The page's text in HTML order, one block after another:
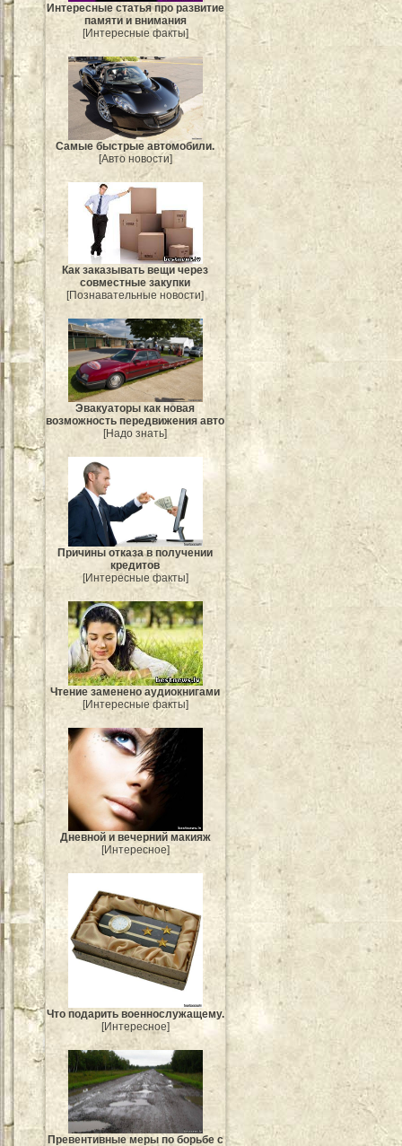
Интересные статья про развитие
памяти и внимания
[Интересные факты]
Самые быстрые автомобили.
[Авто новости]
Как заказывать вещи через
совместные закупки
[Познавательные новости]
Эвакуаторы как новая
возможность передвижения авто
[Надо знать]
Причины отказа в получении
кредитов
[Интересные факты]
Чтение заменено аудиокнигами
[Интересные факты]
Дневной и вечерний макияж
[Интересное]
Что подарить военнослужащему.
[Интересное]
Превентивные меры по борьбе с